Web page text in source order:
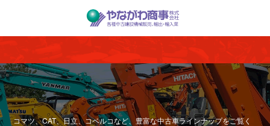
コマツ、CAT、日立、コベルコなど、豊富な中古車ラインナップをご覧く